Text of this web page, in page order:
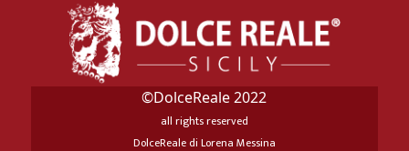
©DolceReale 2022
all rights reserved
DolceReale di Lorena Messina